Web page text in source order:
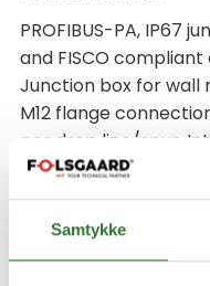
Samtykke
PROFIBUS-PA, IP67
and FISCO compliant
Junction box for wall
M12 flange
per drop line/spur,
(activatable), Cable
connection to
switch, Isolated